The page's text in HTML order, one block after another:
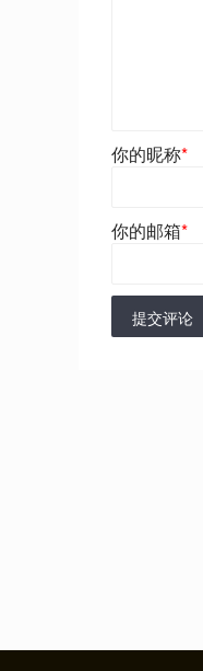
你的昵称*
你的邮箱*
提交评论